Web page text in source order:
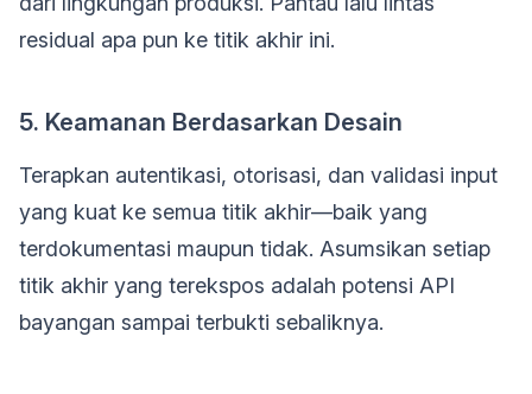
residual apa pun ke titik akhir ini.
5. Keamanan Berdasarkan Desain
Terapkan autentikasi, otorisasi, dan validasi input
yang kuat ke semua titik akhir—baik yang
terdokumentasi maupun tidak. Asumsikan setiap
titik akhir yang terekspos adalah potensi API
bayangan sampai terbukti sebaliknya.